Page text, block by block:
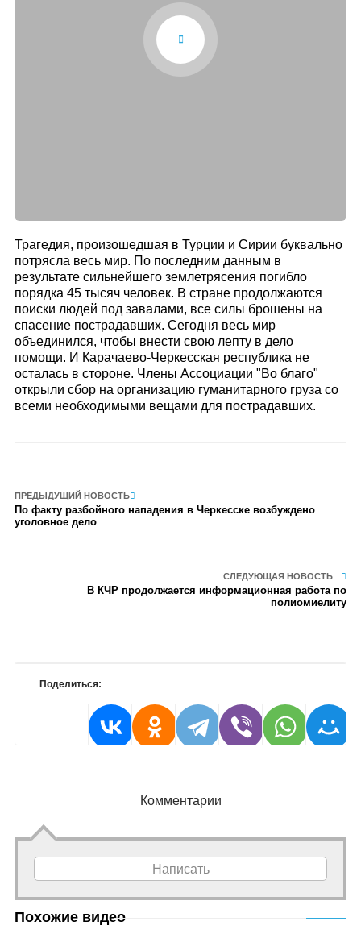
Трагедия, произошедшая в Турции и Сирии буквально
потрясла весь мир. По последним данным в
результате сильнейшего землетрясения погибло
порядка 45 тысяч человек. В стране продолжаются
поиски людей под завалами, все силы брошены на
спасение пострадавших. Сегодня весь мир
объединился, чтобы внести свою лепту в дело
помощи. И Карачаево-Черкесская республика не
осталась в стороне. Члены Ассоциации "Во благо"
открыли сбор на организацию гуманитарного груза со
всеми необходимыми вещами для пострадавших.
ПРЕДЫДУЩИЙ НОВОСТЬ
По факту разбойного нападения в Черкесске возбуждено
уголовное дело
СЛЕДУЮЩАЯ НОВОСТЬ
В КЧР продолжается информационная работа по
полиомиелиту
Поделиться:
Комментарии
Написать
Похожие видео